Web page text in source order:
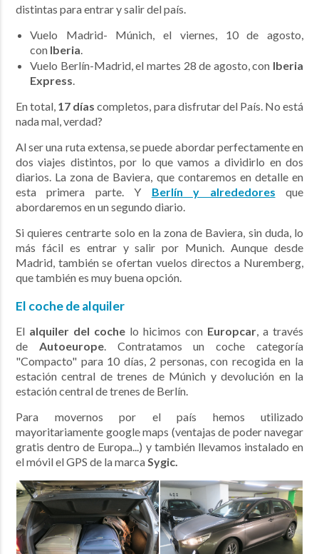
distintas para entrar y salir del país.
Vuelo Madrid- Múnich, el viernes, 10 de agosto,
con Iberia.
Vuelo Berlín-Madrid, el martes 28 de agosto, con Iberia
Express.
En total, 17 días completos, para disfrutar del País. No está
nada mal, verdad?
Al ser una ruta extensa, se puede abordar perfectamente en
dos viajes distintos, por lo que vamos a dividirlo en dos
diarios. La zona de Baviera, que contaremos en detalle en
esta primera parte. Y Berlín y alrededores que
abordaremos en un segundo diario.
Si quieres centrarte solo en la zona de Baviera, sin duda, lo
más fácil es entrar y salir por Munich. Aunque desde
Madrid, también se ofertan vuelos directos a Nuremberg,
que también es muy buena opción.
El coche de alquiler
El alquiler del coche lo hicimos con Europcar, a través
de Autoeurope. Contratamos un coche categoría
"Compacto" para 10 días, 2 personas, con recogida en la
estación central de trenes de Múnich y devolución en la
estación central de trenes de Berlín.
Para movernos por el país hemos utilizado
mayoritariamente google maps (ventajas de poder navegar
gratis dentro de Europa...) y también llevamos instalado en
el móvil el GPS de la marcaSygic.